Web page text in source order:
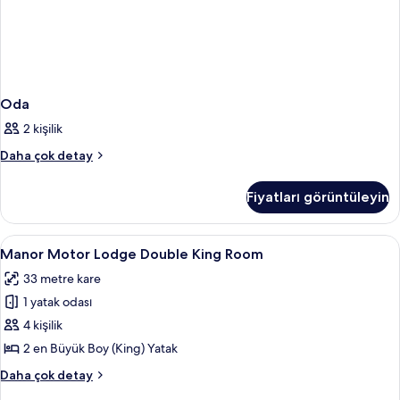
Oda
2 kişilik
Daha çok detay
Oda
detay
Fiyatları görüntüleyin
Manor
Motor
Lodge
Double
King
Room
için
tüm
Odada kasa, masa, güneşlik/perde,
3
Manor Motor Lodge Double King Room
33 metre kare
1 yatak odası
4 kişilik
2 en Büyük Boy (King) Yatak
Daha çok detay
Manor